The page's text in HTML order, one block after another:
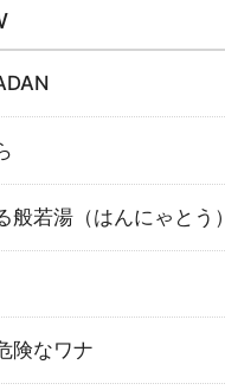
般若湯（はんにゃとう）
険なワナ